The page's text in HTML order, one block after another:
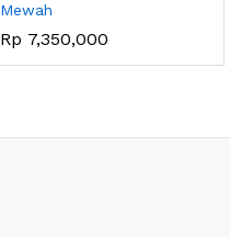
Mewah
Rp 7,350,000